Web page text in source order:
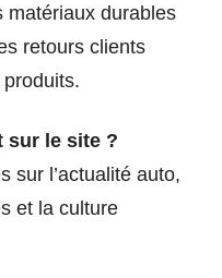
matériaux durables
retours clients
sur le site ?
sur l’actualité auto,
et la culture